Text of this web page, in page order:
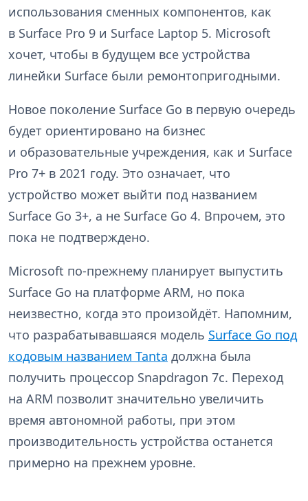
использования сменных компонентов, как
в Surface Pro 9 и Surface Laptop 5. Microsoft
хочет, чтобы в будущем все устройства
линейки Surface были ремонтопригодными.
Новое поколение Surface Go в первую очередь
будет ориентировано на бизнес
и образовательные учреждения, как и Surface
Pro 7+ в 2021 году. Это означает, что
устройство может выйти под названием
Surface Go 3+, а не Surface Go 4. Впрочем, это
пока не подтверждено.
Microsoft по-прежнему планирует выпустить
Surface Go на платформе ARM, но пока
неизвестно, когда это произойдёт. Напомним,
что разрабатывавшаяся модель Surface Go под
кодовым названием Tanta должна была
получить процессор Snapdragon 7c. Переход
на ARM позволит значительно увеличить
время автономной работы, при этом
производительность устройства останется
примерно на прежнем уровне.